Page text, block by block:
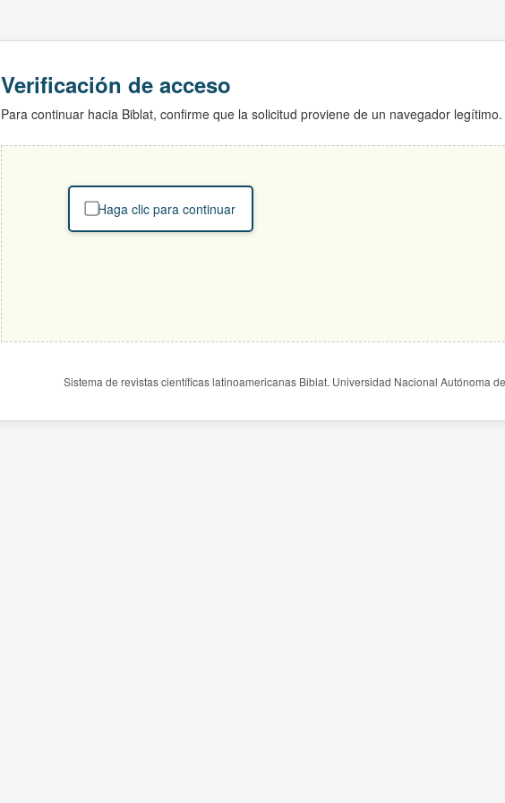
Verificación de acceso
Para continuar hacia Biblat, confirme que la solicitud proviene de un navegador legítimo.
Haga clic para continuar
Sistema de revistas científicas latinoamericanas Biblat. Universidad Nacional Autónoma